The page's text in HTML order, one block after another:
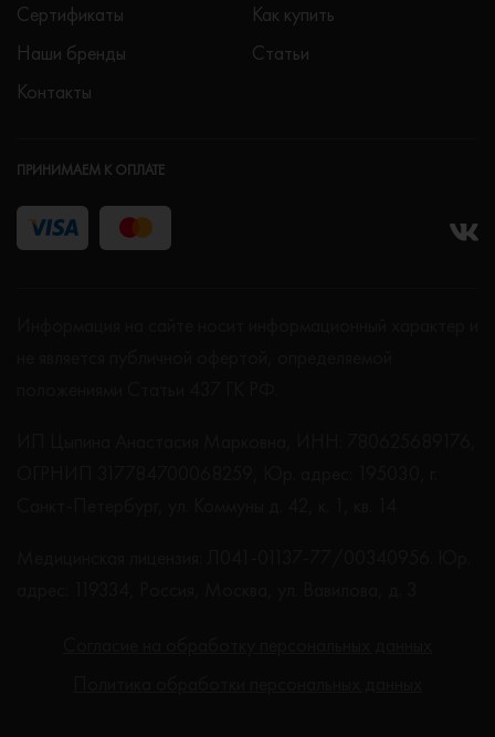
Сертификаты
Наши бренды
Контакты
Как купить
Статьи
ПРИНИМАЕМ К ОПЛАТЕ